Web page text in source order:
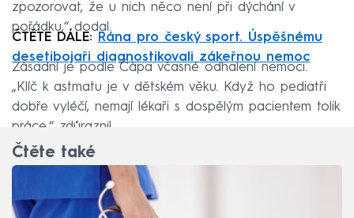
zpozorovat, že u nich něco není při dýchání v
pořádku,“ dodal.
ČTĚTE DÁLE:
Rána pro český sport. Úspěšnému
desetibojaři diagnostikovali zákeřnou nemoc
Zásadní je podle Čápa včasné odhalení nemoci.
„Klíč k astmatu je v dětském věku. Když ho pediatři
dobře vyléčí, nemají lékaři s dospělým pacientem tolik
práce,“ zdůraznil.
Čtěte také